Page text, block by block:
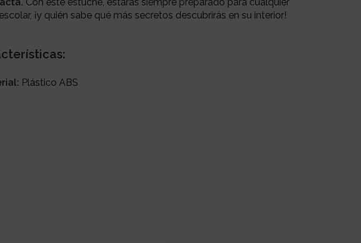
¡y quién sabe qué más secretos descubrirás en su interior!
Plástico ABS